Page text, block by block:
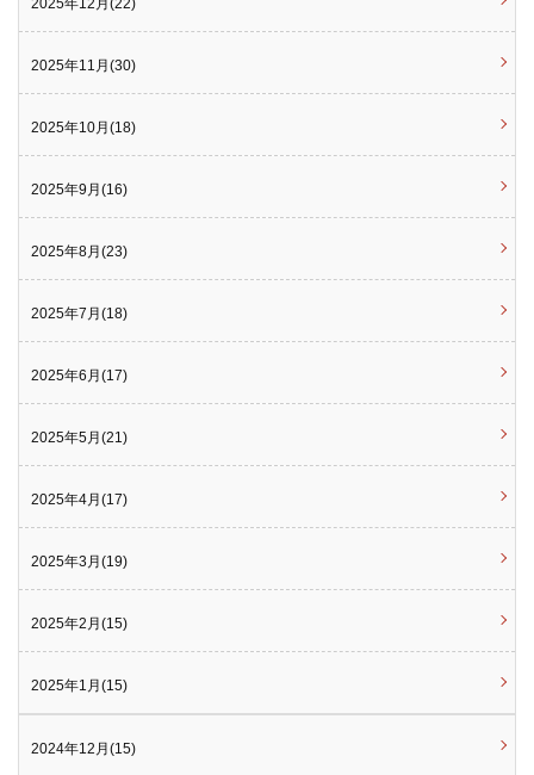
2025年12月(22)
2025年11月(30)
2025年10月(18)
2025年9月(16)
2025年8月(23)
2025年7月(18)
2025年6月(17)
2025年5月(21)
2025年4月(17)
2025年3月(19)
2025年2月(15)
2025年1月(15)
2024年12月(15)